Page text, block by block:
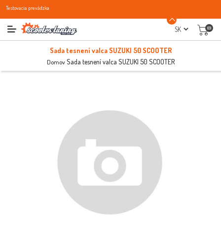
Testovacia prevádzka
(0)
Sada tesnení valca SUZUKI 50 SCOOTER
Domov Sada tesnení valca SUZUKI 50 SCOOTER